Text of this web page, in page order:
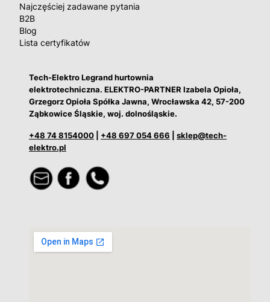
Najczęściej zadawane pytania
B2B
Blog
Lista certyfikatów
Tech-Elektro Legrand hurtownia
elektrotechniczna. ELEKTRO-PARTNER Izabela Opioła,
Grzegorz Opioła Spółka Jawna, Wrocławska 42, 57-200
Ząbkowice Śląskie, woj. dolnośląskie.
+48 74 8154000 +48 697 054 666
sklep@tech-
elektro.pl